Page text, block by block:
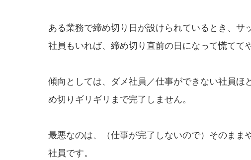
ある業務で締め切り日が設けられているとき、サ
社員もいれば、締め切り直前の日になって慌てて
傾向としては、ダメ社員／仕事ができない社員ほ
め切りギリギリまで完了しません。
最悪なのは、（仕事が完了しないので）そのまま
社員です。